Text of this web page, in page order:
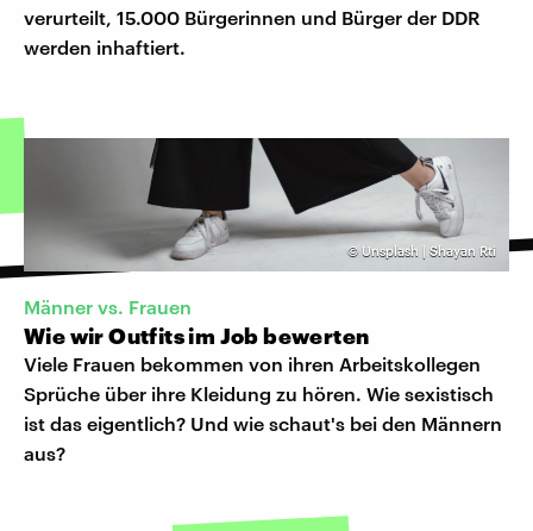
verurteilt, 15.000 Bürgerinnen und Bürger der DDR
werden inhaftiert.
© Unsplash | Shayan Rti
Männer vs. Frauen
Wie wir Outfits im Job bewerten
Viele Frauen bekommen von ihren Arbeitskollegen
Sprüche über ihre Kleidung zu hören. Wie sexistisch
ist das eigentlich? Und wie schaut's bei den Männern
aus?